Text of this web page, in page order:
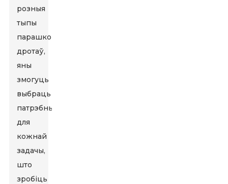
розныя
тыпы
парашковых
дротаў,
яны
змогуць
выбраць
патрэбны
для
кожнай
задачы,
што
зробіць